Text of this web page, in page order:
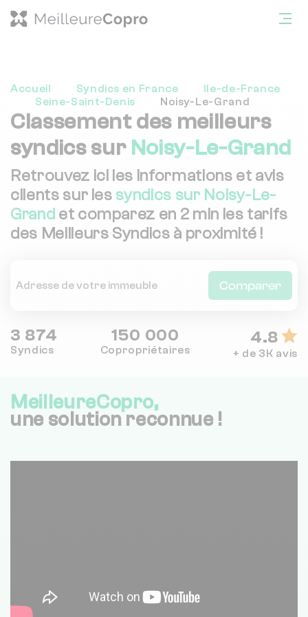
Accueil Syndics en France
Ile-de-France
Seine-Saint-Denis
Noisy-Le-Grand
Classement des meilleurs
syndics sur Noisy-Le-Grand
Retrouvez ici les informations et avis
clients sur les syndics sur Noisy-Le-
Grand et comparez en 2 min les tarifs
des Meilleurs Syndics à proximité !
Comparer
3 874
Syndics
150 000
Copropriétaires
4.8
+ de 3K avis
MeilleureCopro,
une solution reconnue !